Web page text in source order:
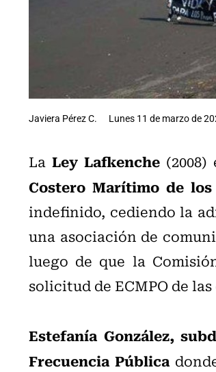
Javiera Pérez C. Lunes 11 de marzo de
La Ley Lafkenche(2008)
Costero Marítimo de los
indefinido, cediendo la
una asociación de
luego de que la
solicitud de ECMPO de
Estefanía González,
Frecuencia Pública